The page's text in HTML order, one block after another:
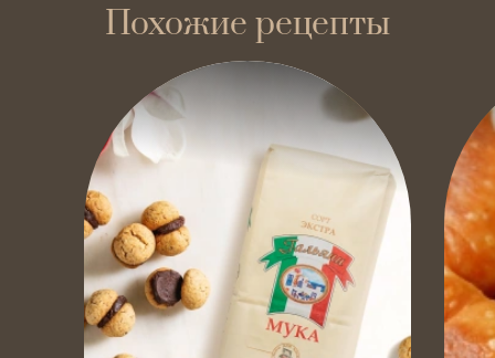
Похожие рецепты